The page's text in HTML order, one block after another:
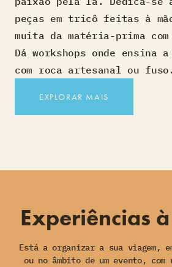
peças em tricô feitas à
muita da matéria-prima
Dá workshops onde
com roca artesanal ou
EXPLORAR MAIS
Experiências
Está a organizar a sua viagem,
ou no âmbito de um evento, com